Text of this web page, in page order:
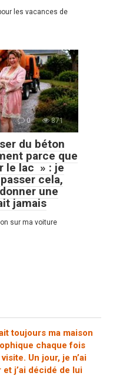
les vacances de
0 871
du béton
parce que
le lac » : je
cela,
une
jamais
sur ma voiture
toujours ma maison
chaque fois
Un jour, je n’ai
j’ai décidé de lui